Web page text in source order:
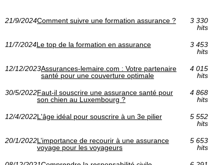
21/9/2024Comment suivre une formation assurance ?
3 330
hits
11/7/2024Le top de la formation en assurance
3 453
hits
12/12/2023Assurances-lemaire.com : Votre partenaire
santé pour une couverture optimale
4 015
hits
30/5/2022Faut-il souscrire une assurance santé pour
son chien au Luxembourg ?
4 868
hits
12/4/2022L'âge idéal pour souscrire à un 3e pilier
5 552
hits
20/1/2022L’importance de recourir à une assurance
voyage pour les voyageurs
5 653
hits